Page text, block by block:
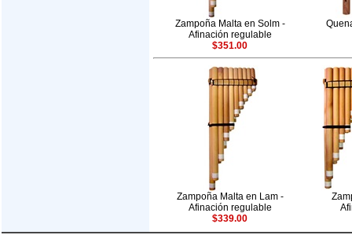
Zampoña Malta en Solm -
Afinación regulable
$351.00
Zampoña Malta en Lam -
Afinación regulable
$339.00